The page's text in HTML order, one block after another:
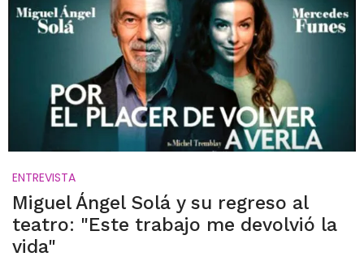
ENTREVISTA
Miguel Ángel Solá y su regreso al
teatro: "Este trabajo me devolvió la
vida"